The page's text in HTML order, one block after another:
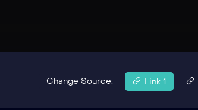
Change Source: Link 1